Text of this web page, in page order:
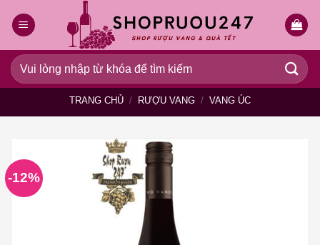
qua
dung
Tìm
kiếm:
TRANG CHỦ / RƯỢU VANG / VANG ÚC
-12%